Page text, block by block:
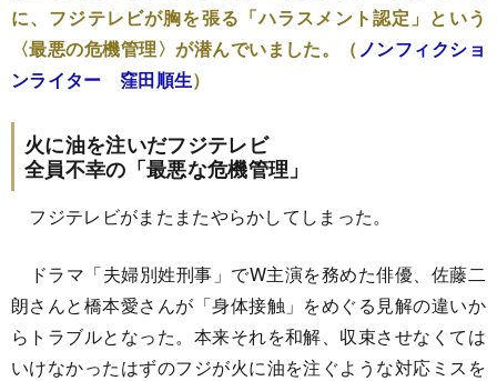
に、フジテレビが胸を張る「ハラスメント認定」という
〈最悪の危機管理〉が潜んでいました。（ノンフィクショ
ンライター 窪田順生）
火に油を注いだフジテレビ
全員不幸の「最悪な危機管理」
フジテレビがまたまたやらかしてしまった。
ドラマ「夫婦別姓刑事」でW主演を務めた俳優、佐藤二
朗さんと橋本愛さんが「身体接触」をめぐる見解の違いか
らトラブルとなった。本来それを和解、収束させなくては
いけなかったはずのフジが火に油を注ぐような対応ミスを